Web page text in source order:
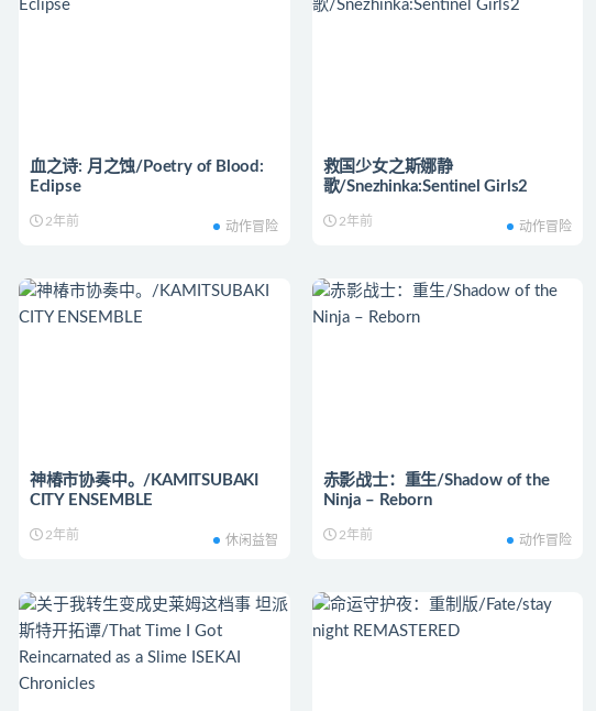
血之诗: 月之蚀/Poetry of Blood:
Eclipse
2年前 动作冒险
救国少女之斯娜静
歌/Snezhinka:Sentinel Girls2
2年前 动作冒险
神椿市协奏中。/KAMITSUBAKI
CITY ENSEMBLE
2年前 休闲益智
赤影战士：重生/Shadow of the
Ninja – Reborn
2年前 动作冒险